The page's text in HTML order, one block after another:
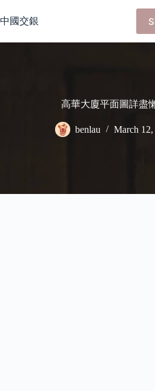
to
content
中國交銀
高華大廈平面圖詳盡
benlau March 12,